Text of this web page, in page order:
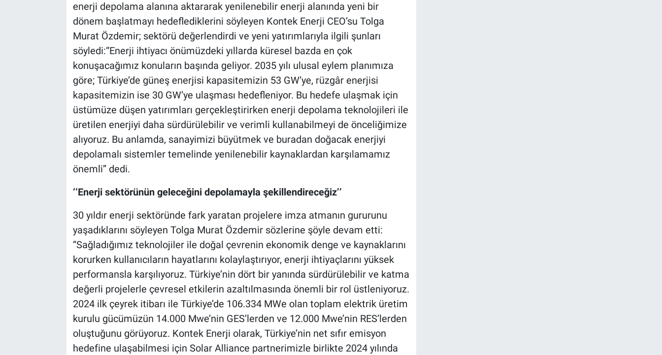
enerji depolama alanına aktararak yenilenebilir enerji alanında yeni bir
dönem başlatmayı hedeflediklerini söyleyen Kontek Enerji CEO’su Tolga
Murat Özdemir; sektörü değerlendirdi ve yeni yatırımlarıyla ilgili şunları
söyledi:“Enerji ihtiyacı önümüzdeki yıllarda küresel bazda en çok
konuşacağımız konuların başında geliyor. 2035 yılı ulusal eylem planımıza
göre; Türkiye’de güneş enerjisi kapasitemizin 53 GW’ye, rüzgâr enerjisi
kapasitemizin ise 30 GW’ye ulaşması hedefleniyor. Bu hedefe ulaşmak için
üstümüze düşen yatırımları gerçekleştirirken enerji depolama teknolojileri ile
üretilen enerjiyi daha sürdürülebilir ve verimli kullanabilmeyi de önceliğimize
alıyoruz. Bu anlamda, sanayimizi büyütmek ve buradan doğacak enerjiyi
depolamalı sistemler temelinde yenilenebilir kaynaklardan karşılamamız
önemli’’ dedi.
‘‘Enerji sektörünün geleceğini depolamayla şekillendireceğiz’’
30 yıldır enerji sektöründe fark yaratan projelere imza atmanın gururunu
yaşadıklarını söyleyen Tolga Murat Özdemir sözlerine şöyle devam etti:
‘‘Sağladığımız teknolojiler ile doğal çevrenin ekonomik denge ve kaynaklarını
korurken kullanıcıların hayatlarını kolaylaştırıyor, enerji ihtiyaçlarını yüksek
performansla karşılıyoruz. Türkiye’nin dört bir yanında sürdürülebilir ve katma
değerli projelerle çevresel etkilerin azaltılmasında önemli bir rol üstleniyoruz.
2024 ilk çeyrek itibarı ile Türkiye’de 106.334 MWe olan toplam elektrik üretim
kurulu gücümüzün 14.000 Mwe’nin GES’lerden ve 12.000 Mwe’nin RES’lerden
oluştuğunu görüyoruz. Kontek Enerji olarak, Türkiye’nin net sıfır emisyon
hedefine ulaşabilmesi için Solar Alliance partnerimizle birlikte 2024 yılında